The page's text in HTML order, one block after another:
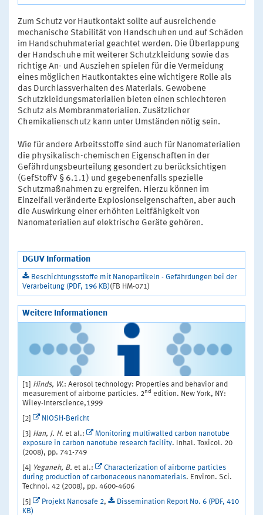
Zum Schutz vor Hautkontakt sollte auf ausreichende
mechanische Stabilität von Handschuhen und auf Schäden
im Handschuhmaterial geachtet werden. Die Überlappung
der Handschuhe mit weiterer Schutzkleidung sowie das
richtige An- und Ausziehen spielen für die Vermeidung
eines möglichen Hautkontaktes eine wichtigere Rolle als
das Durchlassverhalten des Materials. Gewobene
Schutzkleidungsmaterialien bieten einen schlechteren
Schutz als Membranmaterialien. Zusätzlicher
Chemikalienschutz kann unter Umständen nötig sein.
Wie für andere Arbeitsstoffe sind auch für Nanomaterialien
die physikalisch-chemischen Eigenschaften in der
Gefährdungsbeurteilung gesondert zu berücksichtigen
(GefStoffV § 6.1.1) und gegebenenfalls spezielle
Schutzmaßnahmen zu ergreifen. Hierzu können im
Einzelfall veränderte Explosionseigenschaften, aber auch
die Auswirkung einer erhöhten Leitfähigkeit von
Nanomaterialien auf elektrische Geräte gehören.
DGUV Information
Beschichtungsstoffe mit Nanopartikeln - Gefährdungen bei der
Verarbeitung (PDF, 196 KB)(FB HM-071)
Weitere Informationen
[1] Hinds, W.: Aerosol technology: Properties and behavior and
measurement of airborne particles. 2nd edition. New York, NY:
Wiley-Interscience,1999
[2]
NIOSH-Bericht
[3] Han, J. H. et al.:
Monitoring multiwalled carbon nanotube
exposure in carbon nanotube research facility. Inhal. Toxicol. 20
(2008), pp. 741-749
[4] Yeganeh, B. et al.:
Characterization of airborne particles
during production of carbonaceous nanomaterials. Environ. Sci.
Technol. 42 (2008), pp. 4600-4606
[5]
Projekt Nanosafe 2,
Dissemination Report No. 6 (PDF, 410
KB)